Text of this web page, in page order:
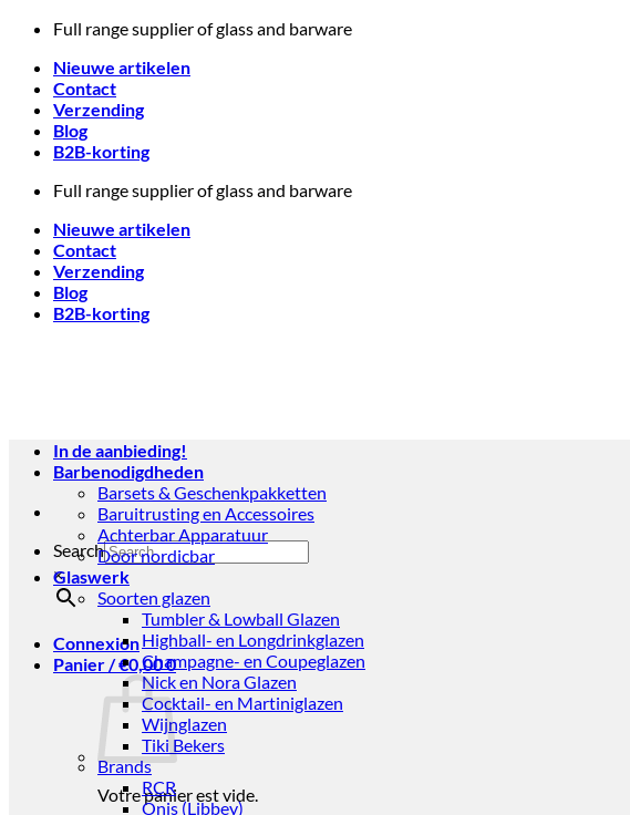
Skip
content
Full range supplier of glass and barware
Nieuwe artikelen
Contact
Verzending
Blog
B2B-korting
Full range supplier of glass and barware
Nieuwe artikelen
Contact
Verzending
Blog
B2B-korting
Search
×
Connexion
Panier /€0,000
Votre panier est vide.
In de aanbieding!
Barbenodigdheden
Barsets & Geschenkpakketten
Baruitrusting en Accessoires
Achterbar Apparatuur
Door nordicbar
Glaswerk
Soorten glazen
Tumbler & Lowball Glazen
Highball- en Longdrinkglazen
Champagne- en Coupeglazen
Nick en Nora Glazen
Cocktail- en Martiniglazen
Wijnglazen
Tiki Bekers
Brands
RCR
Onis (Libbey)